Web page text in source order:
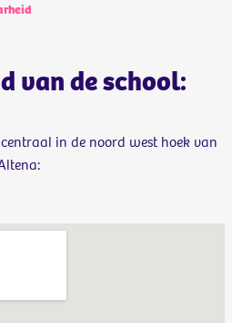
van de school:
in de noord west hoek van